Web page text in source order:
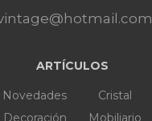
ARTÍCULOS
Novedades
Decoración
Cristal
Mobiliario